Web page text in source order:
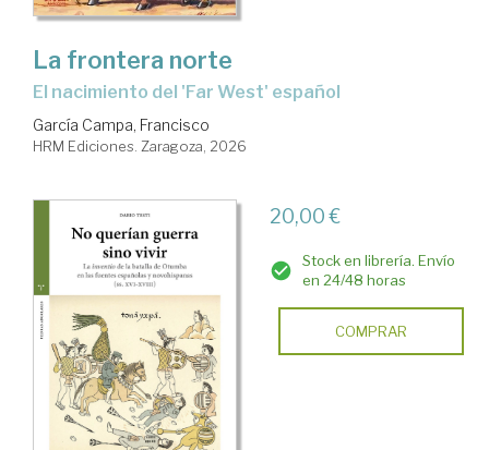
La frontera norte
El nacimiento del 'Far West' español
García Campa, Francisco
HRM Ediciones. Zaragoza, 2026
20,00 €
Stock en librería. Envío
en 24/48 horas
COMPRAR